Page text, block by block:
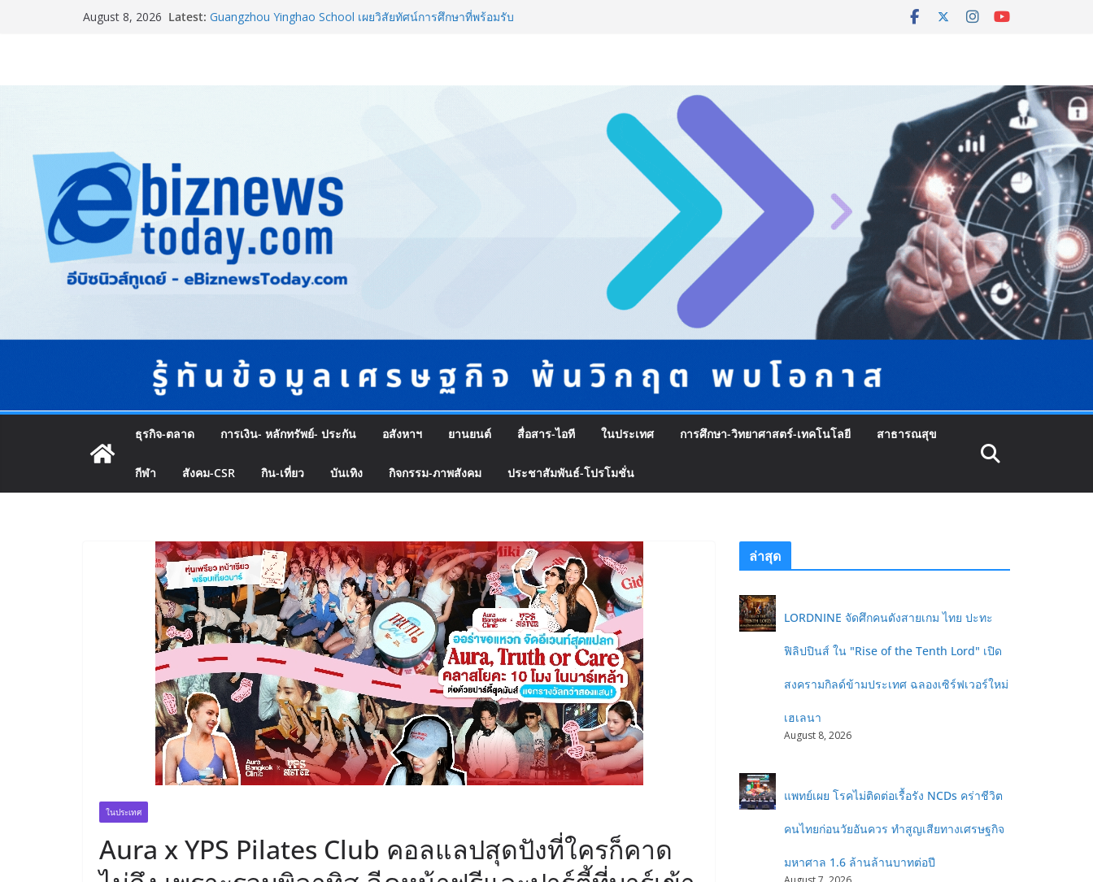
August 8, 2026 Latest: อลิอันซ์ อยุธยา ส่งเสริมคนไทยเตรียมพร้อมรับมือวิกฤต เปิดพื้นที่
แพทย์เผย โรคไม่ติดต่อเรื้อรัง NCDs คร่าชีวิตคนไทยก่อนวัยอันควร
ภาครัฐ-เอกชนจับมือสัมมนาใหญ่ ยกระดับอุตสาหกรรมเซรามิกไทย
สู่สากล พร้อมชวนผู้ประกอบไทยร่วมงาน “Ceramics Vietnam &
Stone Vietnam 2026”
ธุรกิจ-ตลาด การเงิน- หลักทรัพย์- ประกัน อสังหาฯ ยานยนต์ สื่อสาร-ไอที ในประเทศ การศึกษา-วิทยาศาสตร์-เทคโนโลยี สาธารณสุข
กีฬา สังคม-CSR กิน-เที่ยว บันเทิง กิจกรรม-ภาพสังคม ประชาสัมพันธ์-โปรโมชั่น
ในประเทศ
Aura x YPS Pilates Club คอลแลปสุดปังที่ใครก็คาด
ล่าสุด
LORDNINE จัดศึกคนดังสายเกม ไทย ปะทะ
ฟิลิปปินส์ ใน "Rise of the Tenth Lord" เปิด
สงครามกิลด์ข้ามประเทศ ฉลองเซิร์ฟเวอร์ใหม่
เฮเลนา
August 8, 2026
แพทย์เผย โรคไม่ติดต่อเรื้อรัง NCDs คร่าชีวิต
คนไทยก่อนวัยอันควร ทำสูญเสียทางเศรษฐกิจ
มหาศาล 1.6 ล้านล้านบาทต่อปี